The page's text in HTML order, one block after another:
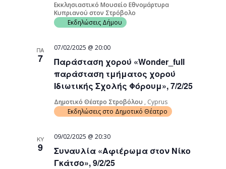
Εκκλησιαστικό Μουσείο Εθνομάρτυρα
Κυπριανού στον Στρόβολο
Εκδηλώσεις Δήμου
ΠΑ
7
Παράσταση χορού «Wonder_full
παράσταση τμήματος χορού
Ιδιωτικής Σχολής Φόρουμ», 7/2/25
07/02/2025 @ 20:00
Δημοτικό Θέατρο Στροβόλου , Cyprus
Εκδηλώσεις στο Δημοτικό Θέατρο
ΚΥ
9
Συναυλία «Αφιέρωμα στον Νίκο
Γκάτσο», 9/2/25
09/02/2025 @ 20:30